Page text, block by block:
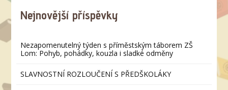
Nejnovější příspěvky
Nezapomenutelný týden s příměstským táborem ZŠ
Lom: Pohyb, pohádky, kouzla i sladké odměny
SLAVNOSTNÍ ROZLOUČENÍ S PŘEDŠKOLÁKY